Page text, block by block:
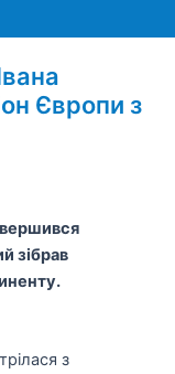
Європи з
зібрав
з